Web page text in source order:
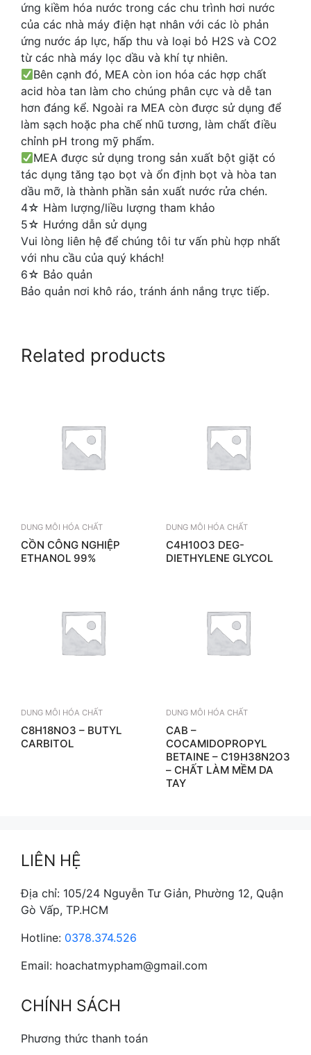
ứng kiềm hóa nước trong các chu trình hơi nước
của các nhà máy điện hạt nhân với các lò phản
ứng nước áp lực, hấp thu và loại bỏ H2S và CO2
từ các nhà máy lọc dầu và khí tự nhiên.
Bên cạnh đó, MEA còn ion hóa các hợp chất
acid hòa tan làm cho chúng phân cực và dễ tan
hơn đáng kể. Ngoài ra MEA còn được sử dụng để
làm sạch hoặc pha chế nhũ tương, làm chất điều
chỉnh pH trong mỹ phẩm.
MEA được sử dụng trong sản xuất bột giặt có
tác dụng tăng tạo bọt và ổn định bọt và hòa tan
dầu mỡ, là thành phần sản xuất nước rửa chén.
4☆ Hàm lượng/liều lượng tham khảo
5☆ Hướng dẫn sử dụng
Vui lòng liên hệ để chúng tôi tư vấn phù hợp nhất
với nhu cầu của quý khách!
6☆ Bảo quản
Bảo quản nơi khô ráo, tránh ánh nắng trực tiếp.
Related products
DUNG MÔI HÓA CHẤT
CỒN CÔNG NGHIỆP
ETHANOL 99%
DUNG MÔI HÓA CHẤT
C4H10O3­ DEG-
DIETHYLENE GLYCOL
DUNG MÔI HÓA CHẤT
C8H18NO3 – BUTYL
CARBITOL
DUNG MÔI HÓA CHẤT
CAB –
COCAMIDOPROPYL
BETAINE – C19H38N2O3
– CHẤT LÀM MỀM DA
TAY
LIÊN HỆ
Địa chỉ: 105/24 Nguyễn Tư Giản, Phường 12, Quận
Gò Vấp, TP.HCM
Hotline: 0378.374.526
Email: hoachatmypham@gmail.com
CHÍNH SÁCH
Phương thức thanh toán